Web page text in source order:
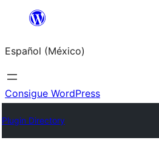
Saltar
contenido
Español (México)
Consigue WordPress
Plugin Directory